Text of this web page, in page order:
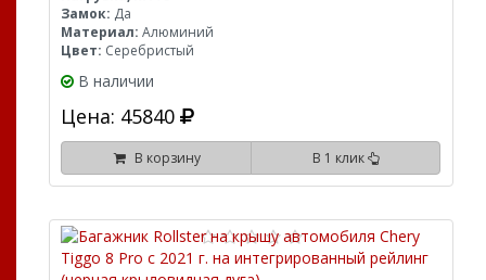
Замок: Да
Материал: Алюминий
Цвет: Серебристый
В наличии
Цена: 45840
В корзину В 1 клик